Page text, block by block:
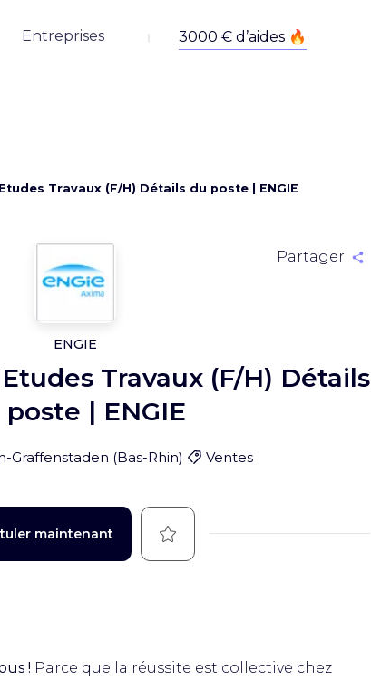
Entreprises
Travaux (F/H) Détails du poste | ENGIE
Partager
ENGIE
Travaux (F/H) Détails
| ENGIE
Graffenstaden (Bas-Rhin) Ventes
maintenant Sauvegarder
! Parce que la réussite est collective chez